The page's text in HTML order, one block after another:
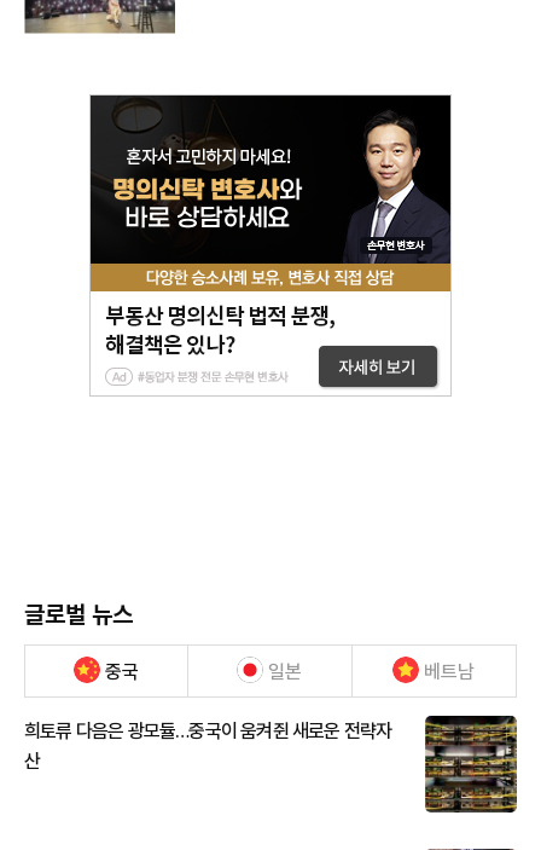
글로벌 뉴스
중국 일본 베트남
희토류 다음은 광모듈…중국이 움켜쥔 새로운 전략자
산